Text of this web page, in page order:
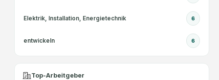
Elektrik, Installation, Energietechnik 6
entwickeln 6
Top-Arbeitgeber